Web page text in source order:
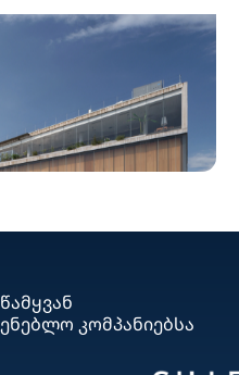
კომპანიებსა